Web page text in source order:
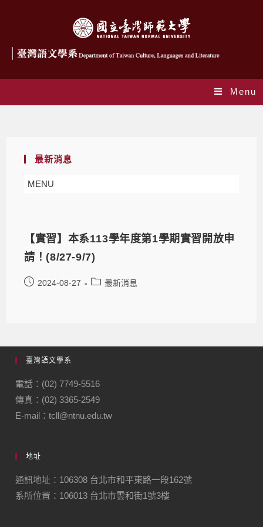
Menu
最新消息
MENU
【實習】本系113學年度第1學期實習開放申
請！(8/27-9/7)
2024-08-27 最新消息
臺灣語文學系
電話：(02) 7749-5516
傳真：(02) 3365-2549
E-mail：tcll@ntnu.edu.tw
地址
通訊地址：106308 台北市和平東路一段162號
系所位置：106013 台北市雲和街1號3樓